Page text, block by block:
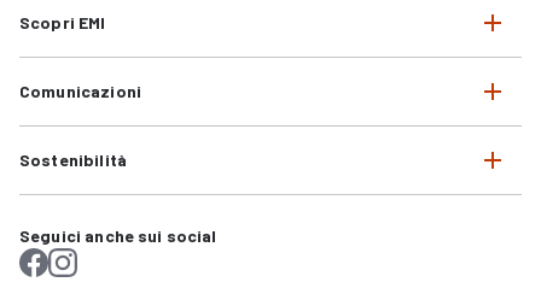
Scopri EMI
Comunicazioni
Sostenibilità
Seguici anche sui social